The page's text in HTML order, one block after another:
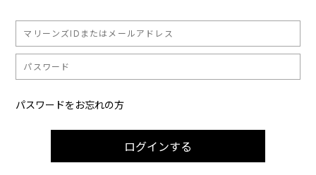
パスワードをお忘れの方
ログインする